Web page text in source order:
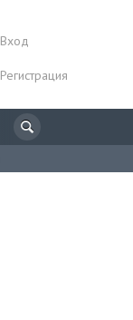
Вход
Регистрация